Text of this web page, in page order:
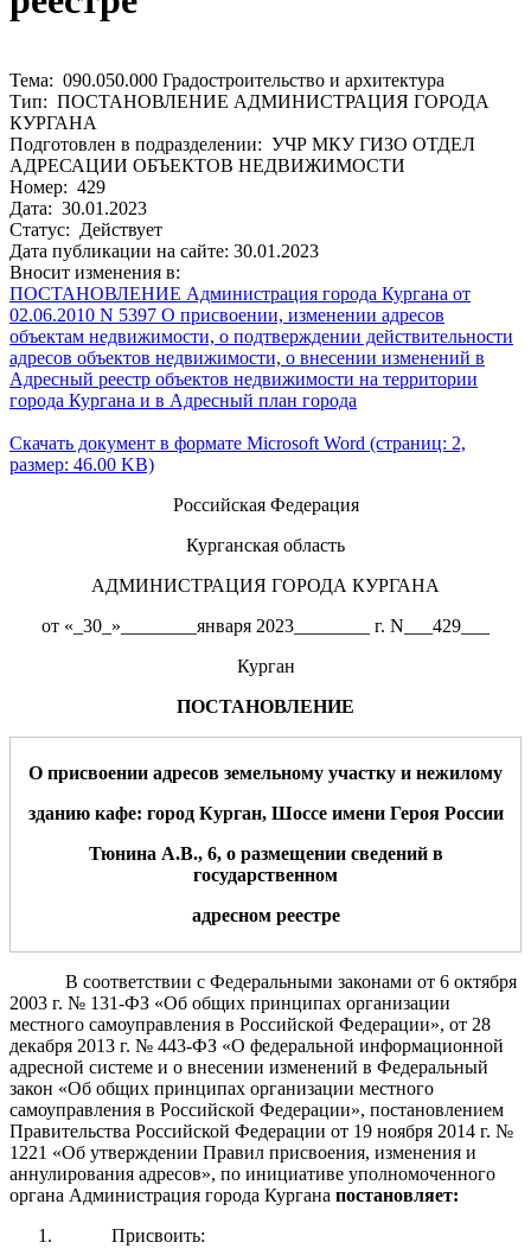
Тема: 090.050.000 Градостроительство и архитектура
Тип: ПОСТАНОВЛЕНИЕ АДМИНИСТРАЦИЯ ГОРОДА
КУРГАНА
Подготовлен в подразделении: УЧР МКУ ГИЗО ОТДЕЛ
АДРЕСАЦИИ ОБЪЕКТОВ НЕДВИЖИМОСТИ
Номер: 429
Дата: 30.01.2023
Статус: Действует
Дата публикации на сайте: 30.01.2023
Вносит изменения в:
ПОСТАНОВЛЕНИЕ Администрация города Кургана от
02.06.2010 N 5397 О присвоении, изменении адресов
объектам недвижимости, о подтверждении действительности
адресов объектов недвижимости, о внесении изменений в
Адресный реестр объектов недвижимости на территории
города Кургана и в Адресный план города
Скачать документ в формате Microsoft Word (страниц: 2,
размер: 46.00 KB)
Российская Федерация
Курганская область
АДМИНИСТРАЦИЯ ГОРОДА КУРГАНА
от «_30_»________января 2023________ г. N___429___
Курган
ПОСТАНОВЛЕНИЕ
О присвоении адресов земельному участку и нежилому
зданию кафе: город Курган, Шоссе имени Героя России
Тюнина А.В., 6, о размещении сведений в
государственном
адресном реестре
В соответствии с Федеральными законами от 6 октября
2003 г. № 131-ФЗ «Об общих принципах организации
местного самоуправления в Российской Федерации», от 28
декабря 2013 г. № 443-ФЗ «О федеральной информационной
адресной системе и о внесении изменений в Федеральный
закон «Об общих принципах организации местного
самоуправления в Российской Федерации», постановлением
Правительства Российской Федерации от 19 ноября 2014 г. №
1221 «Об утверждении Правил присвоения, изменения и
аннулирования адресов», по инициативе уполномоченного
органа Администрация города Кургана постановляет:
Присвоить: